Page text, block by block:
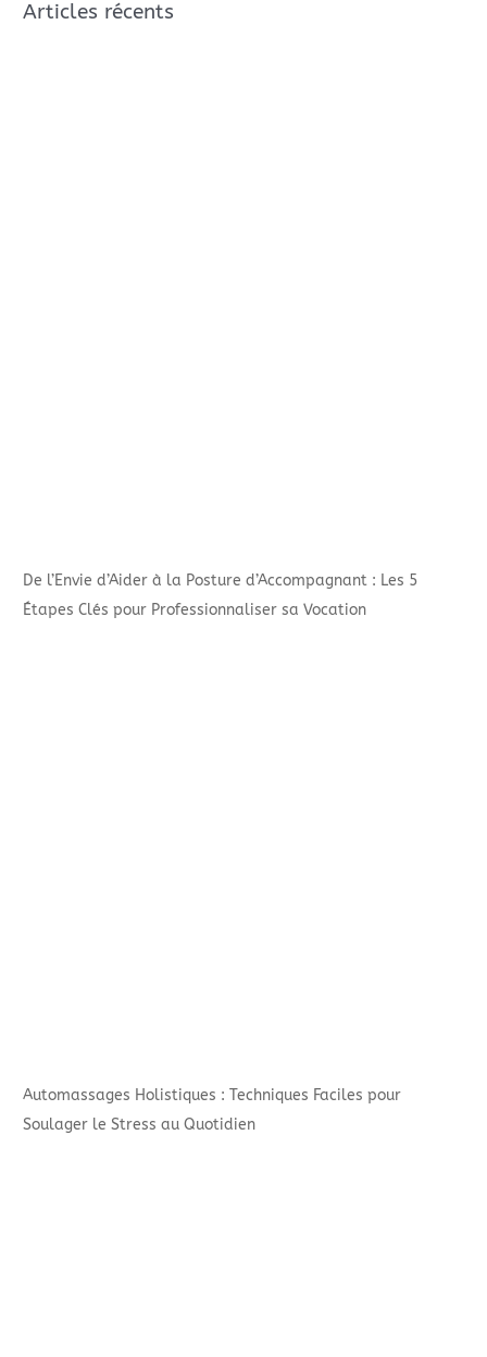
Articles récents
De l’Envie d’Aider à la Posture d’Accompagnant : Les 5
Étapes Clés pour Professionnaliser sa Vocation
Automassages Holistiques : Techniques Faciles pour
Soulager le Stress au Quotidien